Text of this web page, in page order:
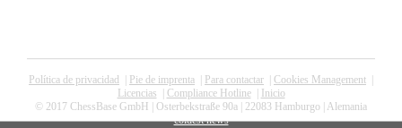
Política de privacidad Pie de imprenta Para contactar Cookies Management
Licencias
Compliance Hotline|
Inicio
© 2017 ChessBase GmbH | Osterbekstraße 90a | 22083 Hamburgo | Alemania
coldest news